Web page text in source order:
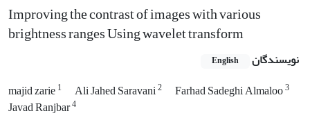
Improving the contrast of images with various
brightness ranges Using wavelet transform
نویسندگان English
majid zarie1 Ali Jahed Saravani2 Farhad Sadeghi Almaloo3
Javad Ranjbar4